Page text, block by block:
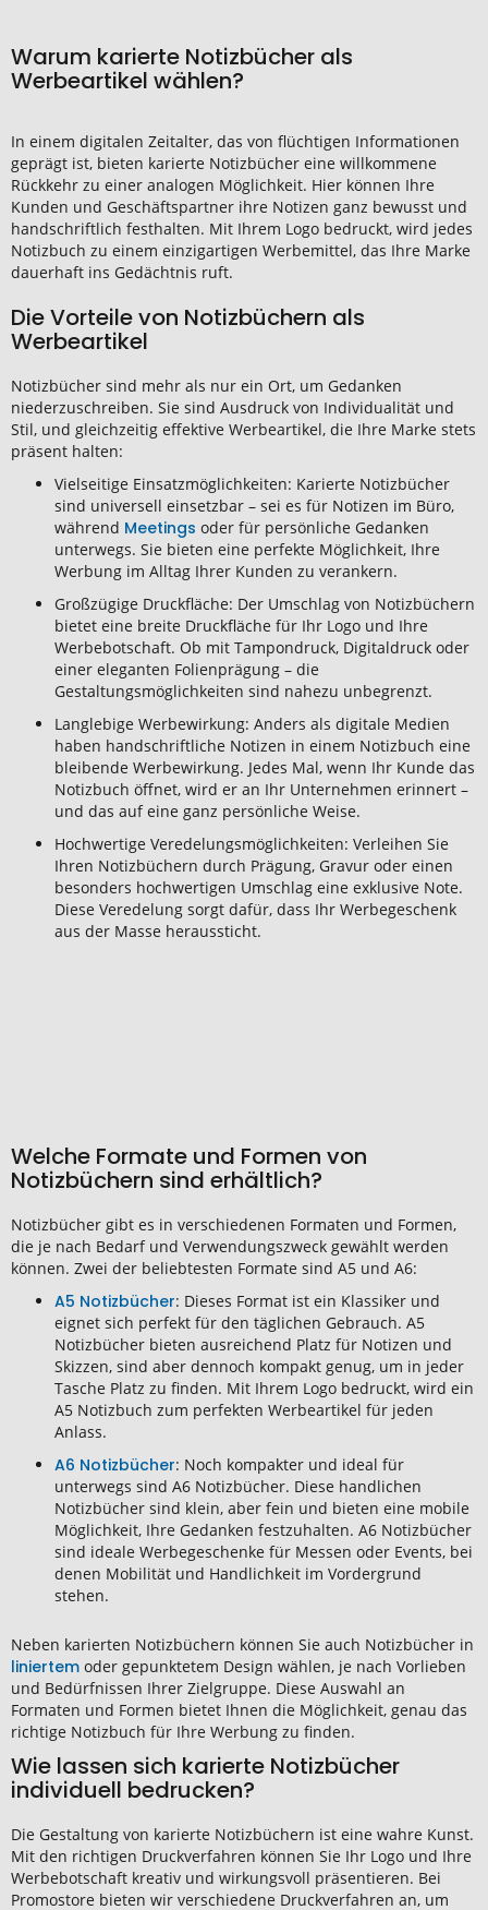
Warum karierte Notizbücher als
Werbeartikel wählen?
In einem digitalen Zeitalter, das von flüchtigen Informationen
geprägt ist, bieten karierte Notizbücher eine willkommene
Rückkehr zu einer analogen Möglichkeit. Hier können Ihre
Kunden und Geschäftspartner ihre Notizen ganz bewusst und
handschriftlich festhalten. Mit Ihrem Logo bedruckt, wird jedes
Notizbuch zu einem einzigartigen Werbemittel, das Ihre Marke
dauerhaft ins Gedächtnis ruft.
Die Vorteile von Notizbüchern als
Werbeartikel
Notizbücher sind mehr als nur ein Ort, um Gedanken
niederzuschreiben. Sie sind Ausdruck von Individualität und
Stil, und gleichzeitig effektive Werbeartikel, die Ihre Marke stets
präsent halten:
Vielseitige Einsatzmöglichkeiten: Karierte Notizbücher
sind universell einsetzbar – sei es für Notizen im Büro,
während Meetings oder für persönliche Gedanken
unterwegs. Sie bieten eine perfekte Möglichkeit, Ihre
Werbung im Alltag Ihrer Kunden zu verankern.
Großzügige Druckfläche: Der Umschlag von Notizbüchern
bietet eine breite Druckfläche für Ihr Logo und Ihre
Werbebotschaft. Ob mit Tampondruck, Digitaldruck oder
einer eleganten Folienprägung – die
Gestaltungsmöglichkeiten sind nahezu unbegrenzt.
Langlebige Werbewirkung: Anders als digitale Medien
haben handschriftliche Notizen in einem Notizbuch eine
bleibende Werbewirkung. Jedes Mal, wenn Ihr Kunde das
Notizbuch öffnet, wird er an Ihr Unternehmen erinnert –
und das auf eine ganz persönliche Weise.
Hochwertige Veredelungsmöglichkeiten: Verleihen Sie
Ihren Notizbüchern durch Prägung, Gravur oder einen
besonders hochwertigen Umschlag eine exklusive Note.
Diese Veredelung sorgt dafür, dass Ihr Werbegeschenk
aus der Masse heraussticht.
Welche Formate und Formen von
Notizbüchern sind erhältlich?
Notizbücher gibt es in verschiedenen Formaten und Formen,
die je nach Bedarf und Verwendungszweck gewählt werden
können. Zwei der beliebtesten Formate sind A5 und A6:
A5 Notizbücher: Dieses Format ist ein Klassiker und
eignet sich perfekt für den täglichen Gebrauch. A5
Notizbücher bieten ausreichend Platz für Notizen und
Skizzen, sind aber dennoch kompakt genug, um in jeder
Tasche Platz zu finden. Mit Ihrem Logo bedruckt, wird ein
A5 Notizbuch zum perfekten Werbeartikel für jeden
Anlass.
A6 Notizbücher: Noch kompakter und ideal für
unterwegs sind A6 Notizbücher. Diese handlichen
Notizbücher sind klein, aber fein und bieten eine mobile
Möglichkeit, Ihre Gedanken festzuhalten. A6 Notizbücher
sind ideale Werbegeschenke für Messen oder Events, bei
denen Mobilität und Handlichkeit im Vordergrund
stehen.
Neben karierten Notizbüchern können Sie auch Notizbücher in
liniertem oder gepunktetem Design wählen, je nach Vorlieben
und Bedürfnissen Ihrer Zielgruppe. Diese Auswahl an
Formaten und Formen bietet Ihnen die Möglichkeit, genau das
richtige Notizbuch für Ihre Werbung zu finden.
Wie lassen sich karierte Notizbücher
individuell bedrucken?
Die Gestaltung von karierte Notizbüchern ist eine wahre Kunst.
Mit den richtigen Druckverfahren können Sie Ihr Logo und Ihre
Werbebotschaft kreativ und wirkungsvoll präsentieren. Bei
Promostore bieten wir verschiedene Druckverfahren an, um